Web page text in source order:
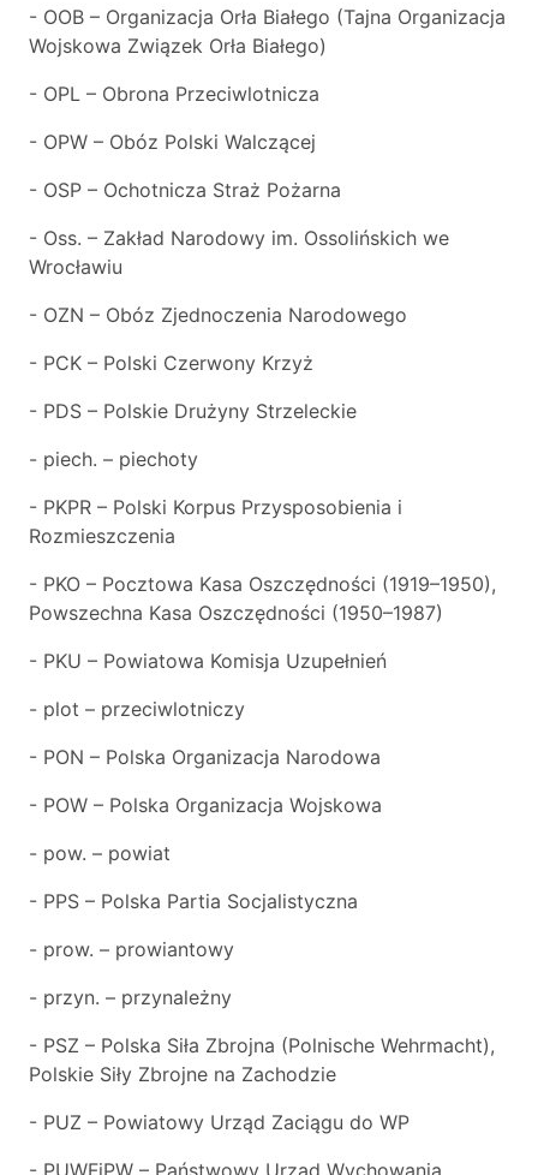
- OOB – Organizacja Orła Białego (Tajna Organizacja
Wojskowa Związek Orła Białego)
- OPL – Obrona Przeciwlotnicza
- OPW – Obóz Polski Walczącej
- OSP – Ochotnicza Straż Pożarna
- Oss. – Zakład Narodowy im. Ossolińskich we
Wrocławiu
- OZN – Obóz Zjednoczenia Narodowego
- PCK – Polski Czerwony Krzyż
- PDS – Polskie Drużyny Strzeleckie
- piech. – piechoty
- PKPR – Polski Korpus Przysposobienia i
Rozmieszczenia
- PKO – Pocztowa Kasa Oszczędności (1919–1950),
Powszechna Kasa Oszczędności (1950–1987)
- PKU – Powiatowa Komisja Uzupełnień
- plot – przeciwlotniczy
- PON – Polska Organizacja Narodowa
- POW – Polska Organizacja Wojskowa
- pow. – powiat
- PPS – Polska Partia Socjalistyczna
- prow. – prowiantowy
- przyn. – przynależny
- PSZ – Polska Siła Zbrojna (Polnische Wehrmacht),
Polskie Siły Zbrojne na Zachodzie
- PUZ – Powiatowy Urząd Zaciągu do WP
- PUWFiPW – Państwowy Urząd Wychowania